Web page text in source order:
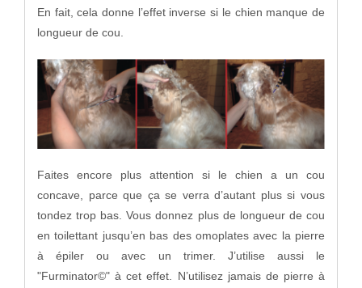
En fait, cela donne l’effet inverse si le chien manque de
longueur de cou.
Faites encore plus attention si le chien a un cou
concave, parce que ça se verra d’autant plus si vous
tondez trop bas. Vous donnez plus de longueur de cou
en toilettant jusqu’en bas des omoplates avec la pierre
à épiler ou avec un trimer. J’utilise aussi le
"Furminator©" à cet effet. N’utilisez jamais de pierre à